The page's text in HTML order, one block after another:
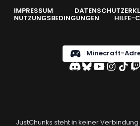
IMPRESSUM
NUTZUNGSBEDINGUNGEN HILFE-
Minecraft-
JustChunks steht in keiner